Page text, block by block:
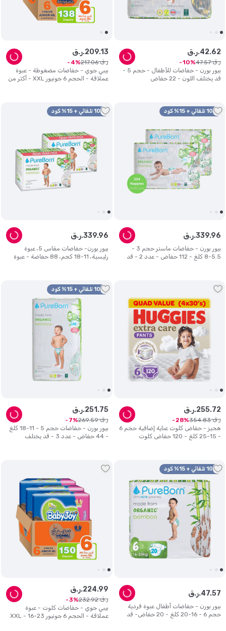
بيور بورن - حفاضات للأطفال - حجم 5 -
قد يختلف اللون - 22 حفاض
ر.ق.42.62
ر.ق. 47.57
10
بيبي جوي - حفاضات مضغوطة - عبوة
عملاقة - الحجم 6 جونيور XXL - أكثر من
ر.ق.209.13
ر.ق. 217.06
4
10% تلقائي + 15% كود
بيور بورن - حفاضات ماستر حجم 3 -
5.5-8 كلغ - 112 حفاض - عدد 2 - قد
ر.ق.339.96
10% تلقائي + 15% كود
بيور بورن- حفاضات مقاس 5، عبوة
رئيسية، 11-18 كجم، 88 حفاضة - عبوة
ر.ق.339.96
هجيز - حفاض كلوت عناية إضافية حجم 6
- 15-25 كلغ - 120 حفاض كلوت
ر.ق.255.72
ر.ق. 354.83
28
10% تلقائي + 15% كود
بيور بورن - حفاضات حجم 5 - 11-18 كلغ
- 44 حفاض - عدد 3 - قد يختلف
ر.ق.251 .75
ر.ق. 269.59
7
10% تلقائي + 15% كود
بيور بورن - حفاضات أطفال عبوة فردية
حجم 6 - 16-20 كلغ - 20 حفاض- قد
ر.ق.47.57
بيبي جوي - حفاضات كلوت - عبوة
عملاقة - الحجم 6 جونيور XXL - 16-23
ر.ق.224.99
ر.ق. 232.92
3